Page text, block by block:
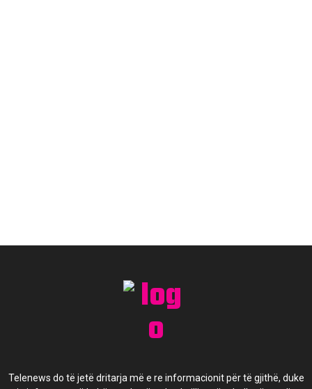
Telenews do të jetë dritarja më e re informacionit për të gjithë, duke